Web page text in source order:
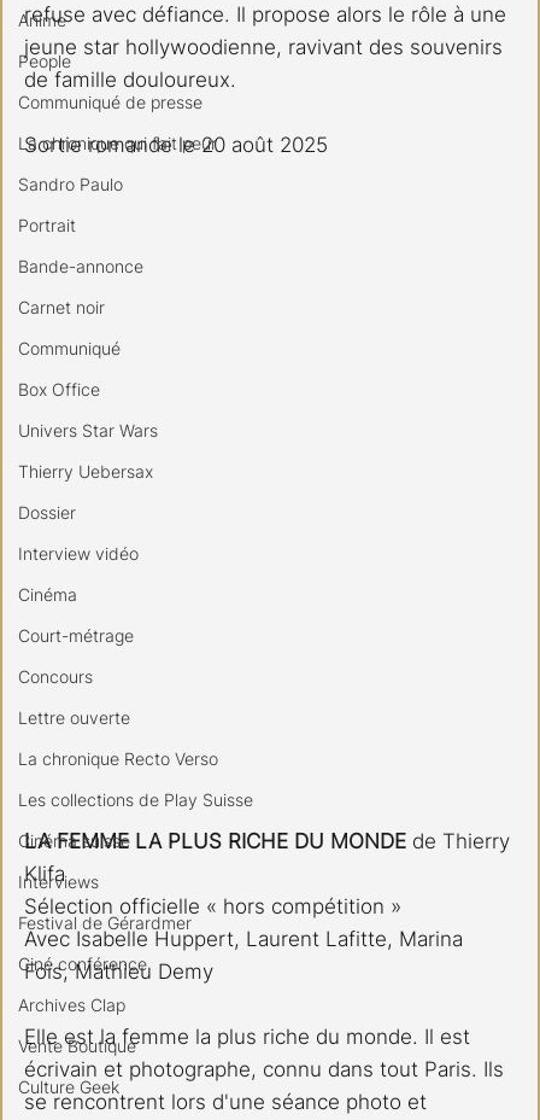
Anime
People
Communiqué de presse
La chronique qui fait peur
Sandro Paulo
Portrait
Bande-annonce
Carnet noir
Communiqué
Box Office
Univers Star Wars
Thierry Uebersax
Dossier
Interview vidéo
Cinéma
Court-métrage
Concours
Lettre ouverte
La chronique Recto Verso
Les collections de Play Suisse
Cinéma suisse
Interviews
Festival de Gérardmer
Ciné conférence
Archives Clap
Vente Boutique
Culture Geek
refuse avec défiance. Il propose alors le rôle à une
jeune star hollywoodienne, ravivant des souvenirs
de famille douloureux.
Sortie romande le 20 août 2025
LA FEMME LA PLUS RICHE DU MONDE de Thierry
Klifa
Sélection officielle « hors compétition »
Avec Isabelle Huppert, Laurent Lafitte, Marina
Foïs, Mathieu Demy
Elle est la femme la plus riche du monde. Il est
écrivain et photographe, connu dans tout Paris. Ils
se rencontrent lors d'une séance photo et